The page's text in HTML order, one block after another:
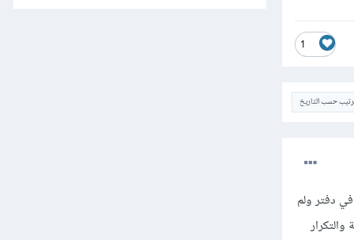
1
حسب التاريخ
دفتر ولم